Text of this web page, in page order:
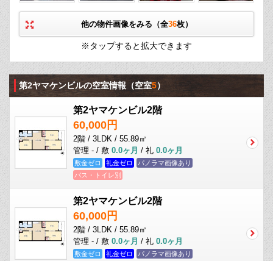
他の物件画像をみる（全36枚）
※タップすると拡大できます
第2ヤマケンビルの空室情報 （空室5）
第2ヤマケンビル2階
60,000円
2階 / 3LDK / 55.89㎡
管理 - / 敷 0.0ヶ月 / 礼 0.0ヶ月
敷金ゼロ 礼金ゼロ
パノラマ画像あり
バス・トイレ別
第2ヤマケンビル2階
60,000円
2階 / 3LDK / 55.89㎡
管理 - / 敷 0.0ヶ月 / 礼 0.0ヶ月
敷金ゼロ 礼金ゼロ
パノラマ画像あり